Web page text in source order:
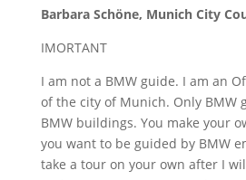
Barbara Schöne, Munich City
IMORTANT
I am not a BMW guide. I am an
of the city of Munich. Only BMW
BMW buildings. You make your
you want to be guided by BMW
take a tour on your own after I